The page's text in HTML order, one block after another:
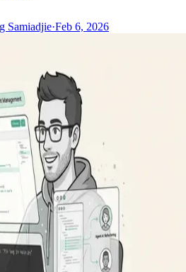
Samiadjie·Feb 6, 2026